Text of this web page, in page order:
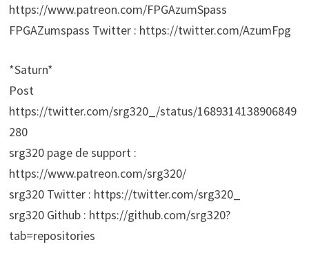
https://www.patreon.com/FPGAzumSpass
FPGAZumspass Twitter : https://twitter.com/AzumFpg
*Saturn*
Post
https://twitter.com/srg320_/status/1689314138906849
280
srg320 page de support :
https://www.patreon.com/srg320/
srg320 Twitter : https://twitter.com/srg320_
srg320 Github : https://github.com/srg320?
tab=repositories